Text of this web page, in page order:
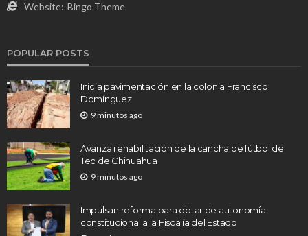
Website: Bingo Theme
POPULAR POSTS
Inicia pavimentación en la colonia Francisco
Domínguez
9 minutos ago
Avanza rehabilitación de la cancha de fútbol del
Tec de Chihuahua
9 minutos ago
Impulsan reforma para dotar de autonomía
constitucional a la Fiscalía del Estado